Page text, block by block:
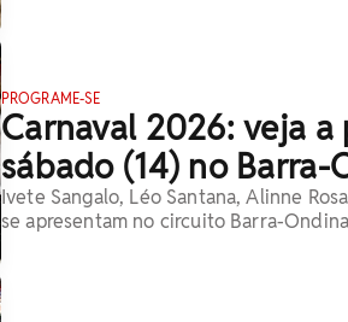
PROGRAME-SE
Carnaval 2026: veja
sábado (14) no Barra-
Ivete Sangalo, Léo Santana, Alinne
se apresentam no circuito Barra-